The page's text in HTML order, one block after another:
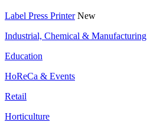
Label Press Printer New
Industrial, Chemical & Manufacturing
Education
HoReCa & Events
Retail
Horticulture